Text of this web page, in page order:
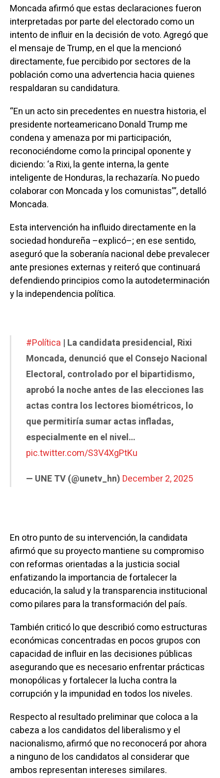
Moncada afirmó que estas declaraciones fueron
interpretadas por parte del electorado como un
intento de influir en la decisión de voto. Agregó que
el mensaje de Trump, en el que la mencionó
directamente, fue percibido por sectores de la
población como una advertencia hacia quienes
respaldaran su candidatura.
“En un acto sin precedentes en nuestra historia, el
presidente norteamericano Donald Trump me
condena y amenaza por mi participación,
reconociéndome como la principal oponente y
diciendo: ‘a Rixi, la gente interna, la gente
inteligente de Honduras, la rechazaría. No puedo
colaborar con Moncada y los comunistas’”, detalló
Moncada.
Esta intervención ha influido directamente en la
sociedad hondureña –explicó–; en ese sentido,
aseguró que la soberanía nacional debe prevalecer
ante presiones externas y reiteró que continuará
defendiendo principios como la autodeterminación
y la independencia política.
#Política | La candidata presidencial, Rixi
Moncada, denunció que el Consejo Nacional
Electoral, controlado por el bipartidismo,
aprobó la noche antes de las elecciones las
actas contra los lectores biométricos, lo
que permitiría sumar actas infladas,
especialmente en el nivel…
pic.twitter.com/S3V4XgPtKu
— UNE TV (@unetv_hn) December 2, 2025
En otro punto de su intervención, la candidata
afirmó que su proyecto mantiene su compromiso
con reformas orientadas a la justicia social
enfatizando la importancia de fortalecer la
educación, la salud y la transparencia institucional
como pilares para la transformación del país.
También criticó lo que describió como estructuras
económicas concentradas en pocos grupos con
capacidad de influir en las decisiones públicas
asegurando que es necesario enfrentar prácticas
monopólicas y fortalecer la lucha contra la
corrupción y la impunidad en todos los niveles.
Respecto al resultado preliminar que coloca a la
cabeza a los candidatos del liberalismo y el
nacionalismo, afirmó que no reconocerá por ahora
a ninguno de los candidatos al considerar que
ambos representan intereses similares.